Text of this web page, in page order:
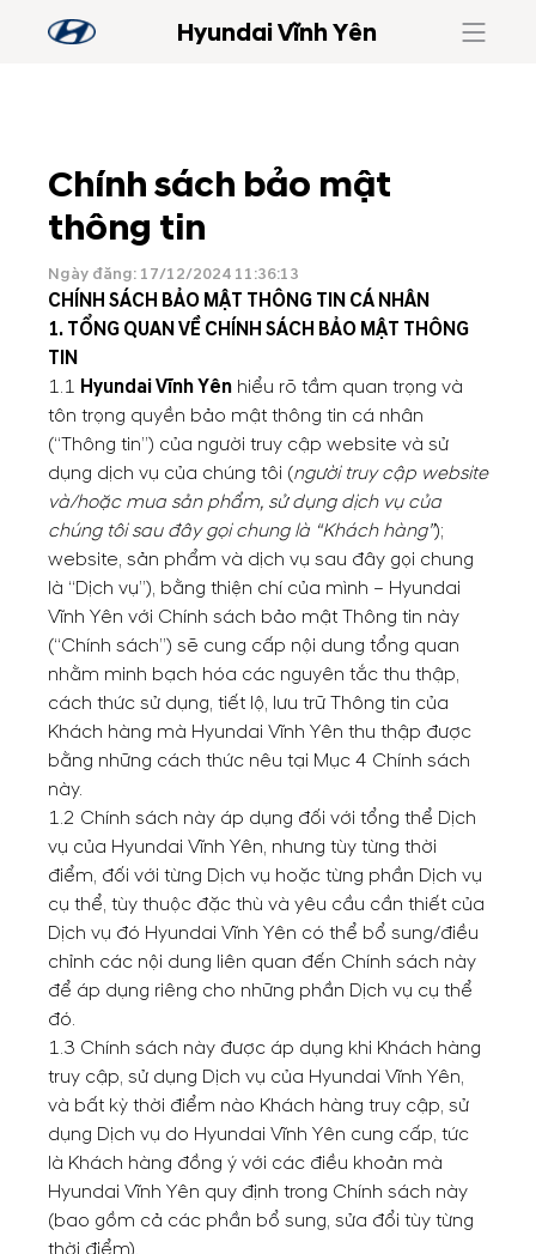
Hyundai Vĩnh Yên
Chính sách bảo mật
thông tin
Ngày đăng: 17/12/2024 11:36:13
CHÍNH SÁCH BẢO MẬT THÔNG TIN CÁ NHÂN
1. TỔNG QUAN VỀ CHÍNH SÁCH BẢO MẬT THÔNG
TIN
1.1 Hyundai Vĩnh Yên hiểu rõ tầm quan trọng và
tôn trọng quyền bảo mật thông tin cá nhân
(“Thông tin”) của người truy cập website và sử
dụng dịch vụ của chúng tôi (người truy cập website
và/hoặc mua sản phẩm, sử dụng dịch vụ của
chúng tôi sau đây gọi chung là “Khách hàng”);
website, sản phẩm và dịch vụ sau đây gọi chung
là “Dịch vụ”), bằng thiện chí của mình – Hyundai
Vĩnh Yên với Chính sách bảo mật Thông tin này
(“Chính sách”) sẽ cung cấp nội dung tổng quan
nhằm minh bạch hóa các nguyên tắc thu thập,
cách thức sử dụng, tiết lộ, lưu trữ Thông tin của
Khách hàng mà Hyundai Vĩnh Yên thu thập được
bằng những cách thức nêu tại Mục 4 Chính sách
này.
1.2 Chính sách này áp dụng đối với tổng thể Dịch
vụ của Hyundai Vĩnh Yên, nhưng tùy từng thời
điểm, đối với từng Dịch vụ hoặc từng phần Dịch vụ
cụ thể, tùy thuộc đặc thù và yêu cầu cần thiết của
Dịch vụ đó Hyundai Vĩnh Yên có thể bổ sung/điều
chỉnh các nội dung liên quan đến Chính sách này
để áp dụng riêng cho những phần Dịch vụ cụ thể
đó.
1.3 Chính sách này được áp dụng khi Khách hàng
truy cập, sử dụng Dịch vụ của Hyundai Vĩnh Yên,
và bất kỳ thời điểm nào Khách hàng truy cập, sử
dụng Dịch vụ do Hyundai Vĩnh Yên cung cấp, tức
là Khách hàng đồng ý với các điều khoản mà
Hyundai Vĩnh Yên quy định trong Chính sách này
(bao gồm cả các phần bổ sung, sửa đổi tùy từng
thời điểm).